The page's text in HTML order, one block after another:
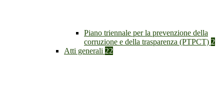
Piano triennale per la prevenzione della
corruzione e della trasparenza (PTPCT) 2
Atti generali 22